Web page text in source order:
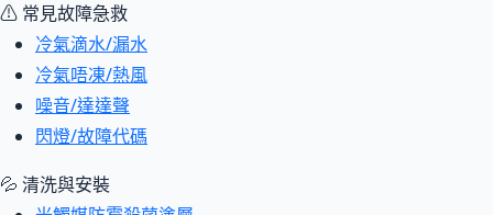
⚠ 常見故障急救
冷氣滴水/漏水
冷氣唔凍/熱風
噪音/達達聲
閃燈/故障代碼
💦 清洗與安裝